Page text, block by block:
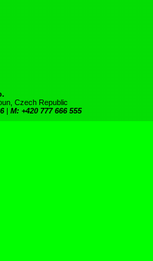
Czech Republic
| M: +420 777 666 555